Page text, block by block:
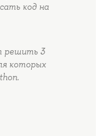
код на
решить 3
которых